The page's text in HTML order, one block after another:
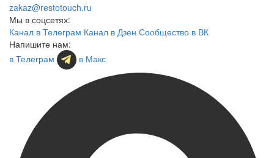
zakaz@restotouch.ru
Мы в соцсетях:
Канал в Телеграм Канал в Дзен Сообщество в ВК
Напишите нам:
в Телеграм
в Макс